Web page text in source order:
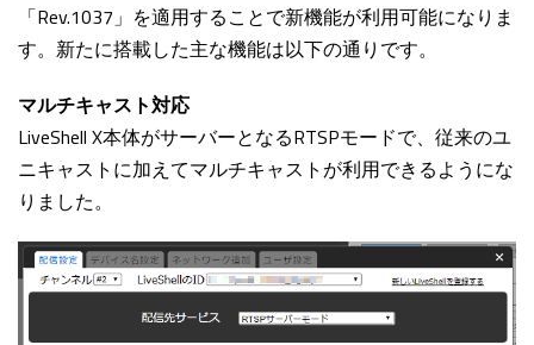
「Rev.1037」を適用することで新機能が利用可能になりま
す。新たに搭載した主な機能は以下の通りです。
マルチキャスト対応
LiveShell X本体がサーバーとなるRTSPモードで、従来のユ
ニキャストに加えてマルチキャストが利用できるようにな
りました。